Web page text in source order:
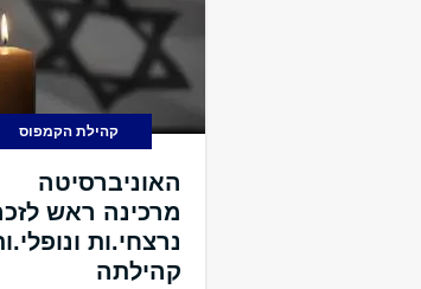
מרחב של
ביקורת
קהילת הקמפוס
האוניברסיטה
מרכינה ראש
נרצחי.ות
קהילתה